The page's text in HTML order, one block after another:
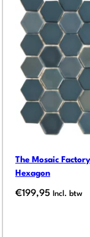
The Mosaic
Hexagon
€199,95 Incl. btw